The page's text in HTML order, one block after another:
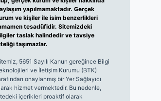
yapılmamaktadır. Gerçek
ve kişiler ile isim benzerlikleri
tesadüfidir. Sitemizdeki
taslak halindedir ve tavsiye
taşımazlar.
5651 Sayılı Kanun gereğince Bilgi
ve İletişim Kurumu (BTK)
onaylanmış bir Yer Sağlayıcı
hizmet vermektedir. Bu nedenle,
içerikleri proaktif olarak